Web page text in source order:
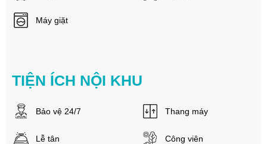
Máy giặt
TIỆN ÍCH NỘI KHU
Bảo vệ 24/7 Thang máy
Lễ tân Công viên